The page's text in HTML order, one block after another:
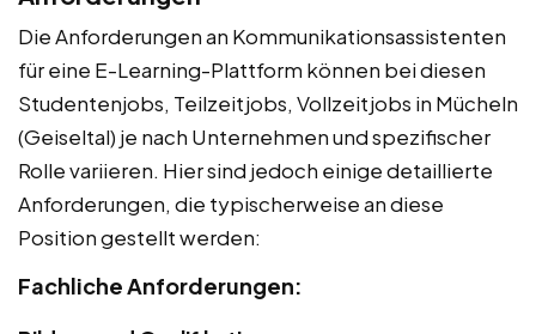
Die Anforderungen an Kommunikationsassistenten
für eine E-Learning-Plattform können bei diesen
Studentenjobs, Teilzeitjobs, Vollzeitjobs in Mücheln
(Geiseltal) je nach Unternehmen und spezifischer
Rolle variieren. Hier sind jedoch einige detaillierte
Anforderungen, die typischerweise an diese
Position gestellt werden:
Fachliche Anforderungen: